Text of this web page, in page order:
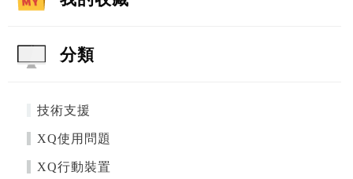
分類
技術支援
XQ使用問題
XQ行動裝置